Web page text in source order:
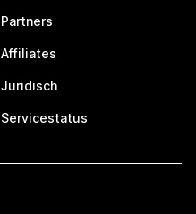
Partners
Affiliates
Juridisch
Servicestatus